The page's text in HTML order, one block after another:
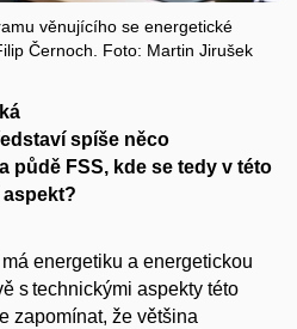
věnujícího se energetické
Černoch. Foto: Martin Jirušek
spíše něco
půdě FSS, kde se tedy v této
energetiku a energetickou
s technickými aspekty této
zapomínat, že většina